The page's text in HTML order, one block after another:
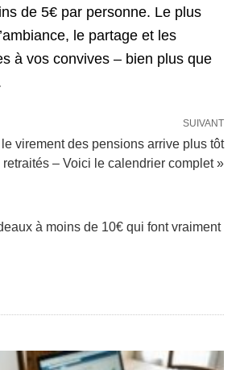
de 5€ par personne. Le plus
le partage et les
à vos convives – bien plus que
SUIVANT
virement des pensions arrive plus tôt
retraités – Voici le calendrier complet »
à moins de 10€ qui font vraiment